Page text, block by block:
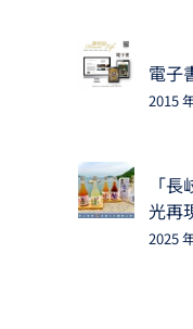
電子
2015
「
光再
2025